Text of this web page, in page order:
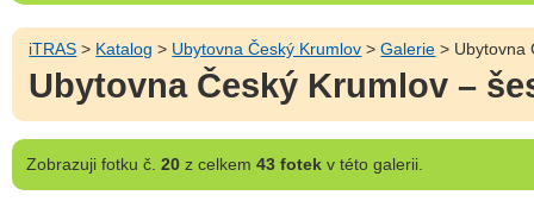
iTRAS > Katalog > Ubytovna Český Krumlov >Galerie > Ubytovna
Ubytovna Český Krumlov –
Zobrazujifotku č. 20z celkem 43 fotekv této galerii.